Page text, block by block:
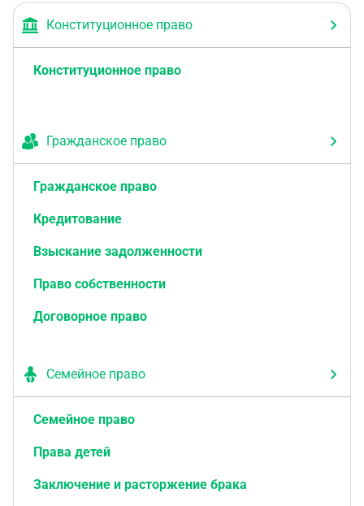
Конституционное право
Конституционное право
Гражданское право
Гражданское право
Кредитование
Взыскание задолженности
Право собственности
Договорное право
Семейное право
Семейное право
Права детей
Заключение и расторжение брака